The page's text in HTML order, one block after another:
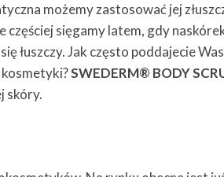
możemy zastosować jej
sięgamy latem, gdy
łuszczy. Jak często poddajecie
kosmetyki?SWEDERM® BODY
skóry.